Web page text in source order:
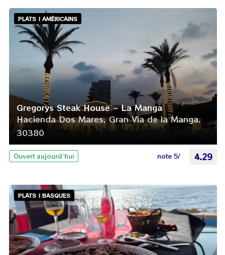
PLATS | AMÉRICAINS
Gregorys Steak House ~ La Manga
Hacienda Dos Mares, Gran Vía de la Manga,
30380
Ouvert aujourd’hui note 5/ 4.29
PLATS | BASQUES